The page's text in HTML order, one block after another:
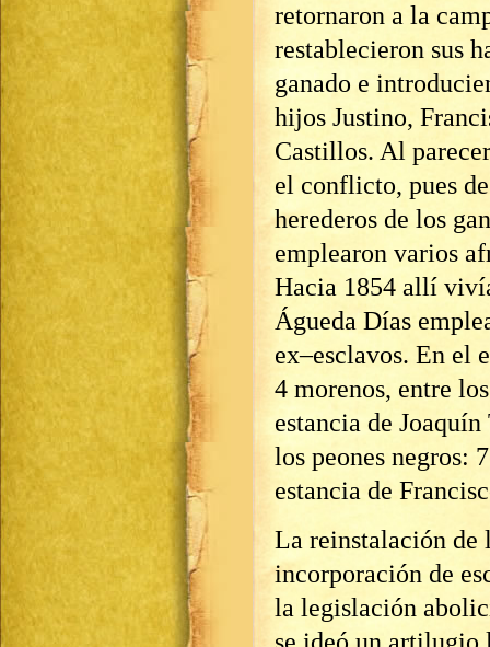
retornaron a la
restablecieron sus
ganado e
hijos Justino,
Castillos. Al
el conflicto, pues
herederos de los
emplearon varios
Hacia 1854 allí
Águeda Días
ex–esclavos. En el
4 morenos, entre
estancia de
los peones negros:
estancia de
La reinstalación de
incorporación de
la legislación